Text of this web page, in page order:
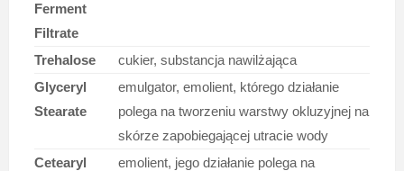
Ferment
Filtrate
Trehalose
cukier, substancja nawilżająca
Glyceryl
Stearate
emulgator, emolient, którego działanie
polega na tworzeniu warstwy okluzyjnej na
skórze zapobiegającej utracie wody
Cetearyl
emolient, jego działanie polega na